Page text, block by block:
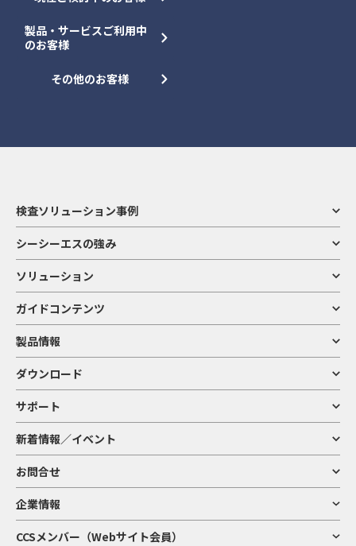
製品・サービスご利用中
のお客様
その他のお客様
検査ソリューション事例
シーシーエスの強み
ソリューション
ガイドコンテンツ
製品情報
ダウンロード
サポート
新着情報／イベント
お問合せ
企業情報
CCSメンバー（Webサイト会員）